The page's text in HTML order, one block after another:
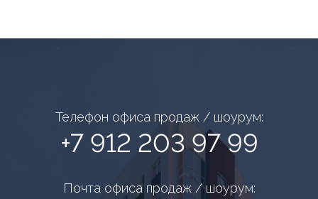
+7 912 203 97 99
Телефон офиса продаж / шоурум:
Почта офиса продаж / шоурум: